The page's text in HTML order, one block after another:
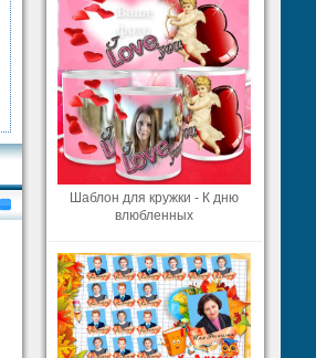
Шаблон для кружки - К дню
влюбленных